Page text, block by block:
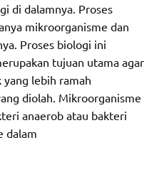
di dalamnya. Proses
mikroorganisme dan
Proses biologi ini
tujuan utama agar
lebih ramah
diolah. Mikroorganisme
anaerob atau bakteri
dalam